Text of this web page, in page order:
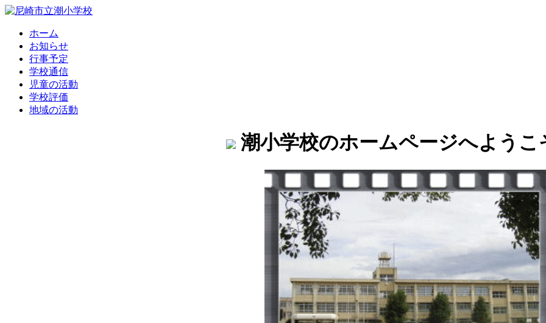
ホーム
お知らせ
行事予定
学校通信
児童の活動
学校評価
地域の活動
潮小学校のホームページへよう